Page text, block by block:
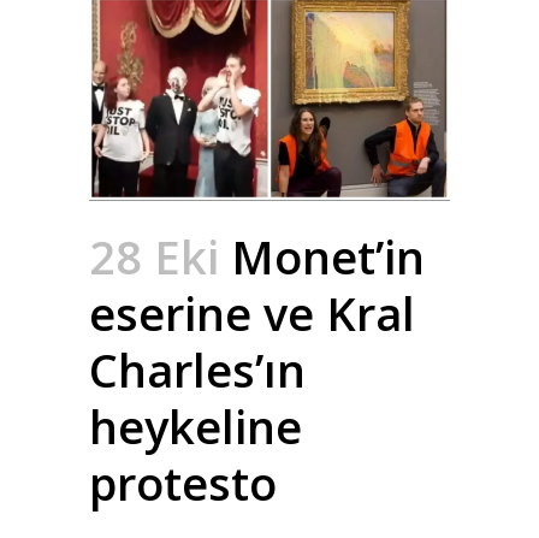
28 Eki Monet’in
eserine ve Kral
Charles’ın
heykeline
protesto